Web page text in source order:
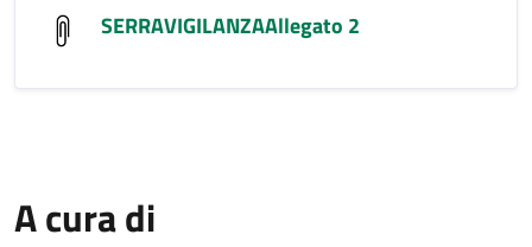
SERRAVIGILANZAAllegato 2
A cura di